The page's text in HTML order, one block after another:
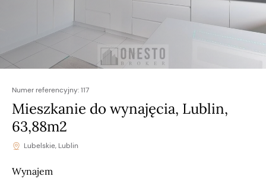
Numer referencyjny:117
Mieszkanie do wynajęcia, Lublin,
63,88m2
Lubelskie, Lublin
Wynajem